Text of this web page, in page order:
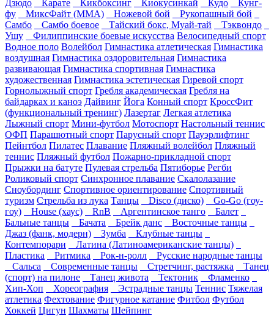
Дзюдо
Карате Кикбоксинг Киокусинкай Кудо
Кунг-
фу
МиксФайт (ММА) Ножевой бой
Рукопашный бой
Самбо
Самбо боевое Тайский бокс, Муай-тай
Тэквондо
Ушу
Филиппинские боевые искусства Велосипедный спорт
Водное поло Волейбол Гимнастика атлетическая Гимнастика
воздушная Гимнастика оздоровительная Гимнастика
развивающая Гимнастика спортивная Гимнастика
художественная Гимнастика эстетическая Гиревой спорт
Горнолыжный спорт Гребля академическая Гребля на
байдарках и каноэ Дайвинг Йога Конный спорт КроссФит
(функциональный тренинг) Лазертаг Легкая атлетика
Лыжный спорт Мини-футбол Мотоспорт Настольный теннис
ОФП Парашютный спорт Парусный спорт Пауэрлифтинг
Пейнтбол Пилатес Плавание Пляжный волейбол Пляжный
теннис Пляжный футбол Пожарно-прикладной спорт
Прыжки на батуте Пулевая стрельба Пятиборье Регби
Роликовый спорт Синхронное плавание Скалолазание
Сноубординг Спортивное ориентирование Спортивный
туризм Стрельба из лука Танцы Disco (диско)
Go-Go (гоу-
гоу)
House (хаус) RnB Аргентинское танго
Балет
Бальные танцы
Бачата Брейк данс
Восточные танцы
Джаз (фанк, модерн)
Зумба
Клубные танцы
Контемпорари
Латина (Латиноамериканские танцы)
Пластика
Ритмика Рок-н-ролл
Русские народные танцы
Сальса
Современные танцы Стретчинг, растяжка
Танец
(спорт) на пилоне
Танец живота Тектоник
Фламенко
Хип-Хоп
Хореография Эстрадные танцы Теннис Тяжелая
атлетика Фехтование Фигурное катание Фитбол Футбол
Хоккей Цигун Шахматы Шейпинг